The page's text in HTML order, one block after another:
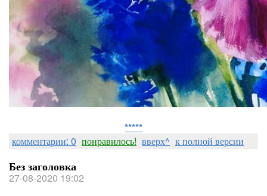
*****
комментарии: 0 понравилось! вверх^ к полной версии
Без заголовка
27-08-2020 19:02